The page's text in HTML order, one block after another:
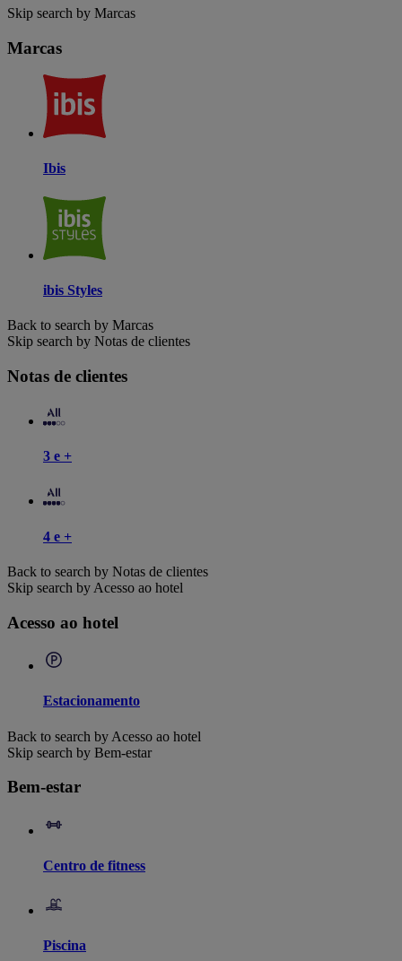
Skip search by Marcas
Marcas
Ibis
ibis Styles
Back to search by Marcas
Skip search by Notas de clientes
Notas de clientes
3 e +
4 e +
Back to search by Notas de clientes
Skip search by Acesso ao hotel
Acesso ao hotel
Estacionamento
Back to search by Acesso ao hotel
Skip search by Bem-estar
Bem-estar
Centro de fitness
Piscina